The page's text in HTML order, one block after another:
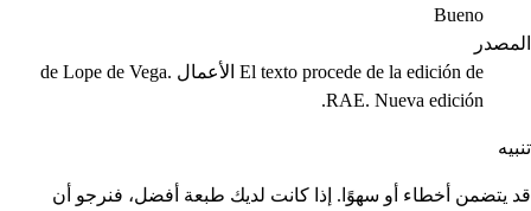
Bueno
المصدر
El texto procede de la edición de الأعمال de Lope de Vega.
RAE. Nueva edición.
تنبيه
قد يتضمن أخطاء أو سهوًا. إذا كانت لديك طبعة أفضل، فنرجو أن